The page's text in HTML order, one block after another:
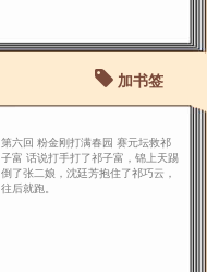
加书签
第六回 粉金刚打满春园 赛元坛救祁
子富 话说打手打了祁子富，锦上天踢
倒了张二娘，沈廷芳抱住了祁巧云，
往后就跑。